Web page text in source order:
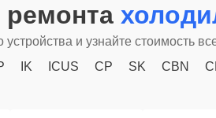
и узнайте стоимость
IK ICUS CP SK CBN